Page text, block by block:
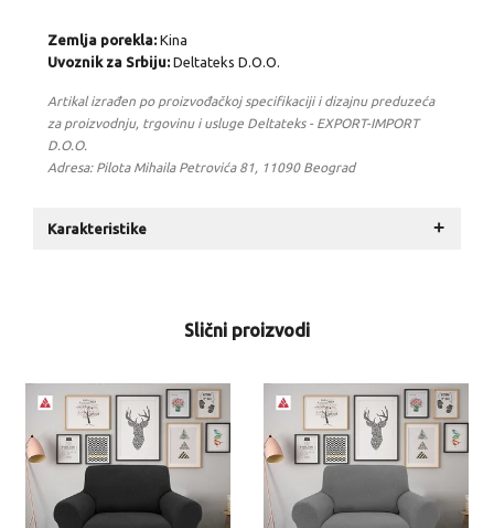
Zemlja porekla:Kina
Uvoznik za Srbiju:Deltateks D.O.O.
Artikal izrađen po proizvođačkoj specifikaciji i dizajnu preduzeća
za proizvodnju, trgovinu i usluge Deltateks - EXPORT-IMPORT
D.O.O.
Adresa: Pilota Mihaila Petrovića 81, 11090 Beograd
Karakteristike +
Slični proizvodi